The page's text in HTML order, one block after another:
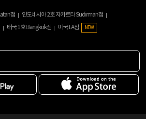
점
인도네시아 2호 자카르타 Sudirman점
태국 1호 Bangkok점 미국 LA점 NEW